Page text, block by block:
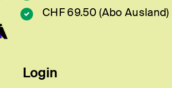
CHF 69.50 (Abo Ausland)
Login